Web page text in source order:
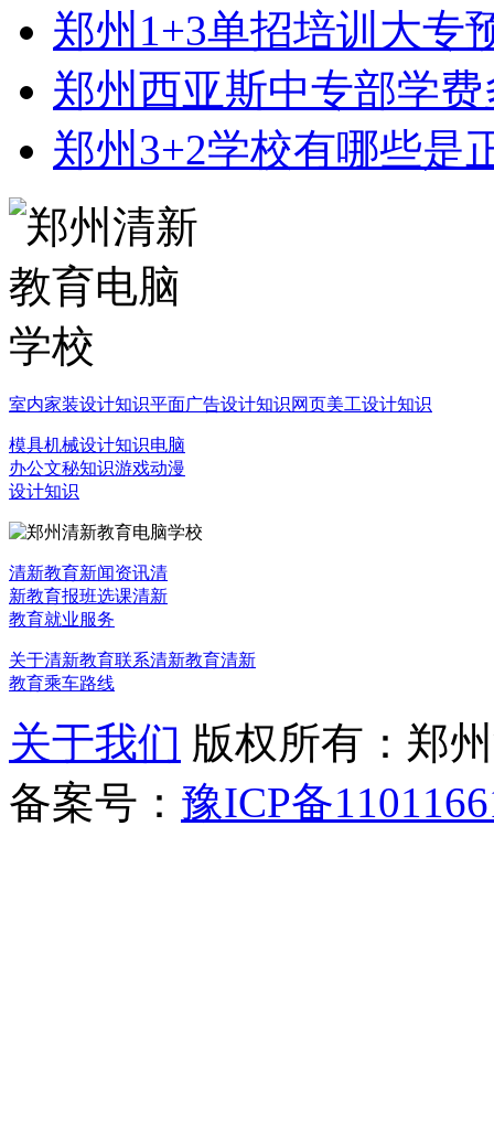
郑州1+3单招培训大专
郑州西亚斯中专部学
郑州3+2学校有哪些是
室内家装设计知识平面广告设计知识网页美工设计知识
模具机械设计知识电脑
办公文秘知识游戏动漫
设计知识
清新教育新闻资讯清
新教育报班选课清新
教育就业服务
关于清新教育联系清新教育清新
教育乘车路线
关于我们 版权所有：郑
备案号： 豫ICP备